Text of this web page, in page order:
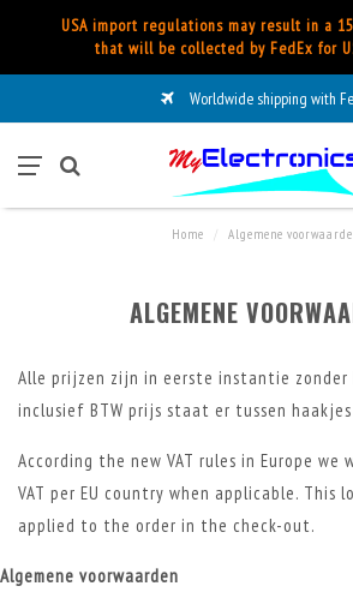
USA import regulations may result in a
that will be collected by FedEx for
Worldwide shipping with
Home Algemene
ALGEMENE
Alle prijzen zijn in eerste instantie zonder
inclusief BTW prijs staat er tussen
According the new VAT rules in Europe
VAT per EU country when applicable.
applied to the order in the check-out.
Algemene voorwaarden